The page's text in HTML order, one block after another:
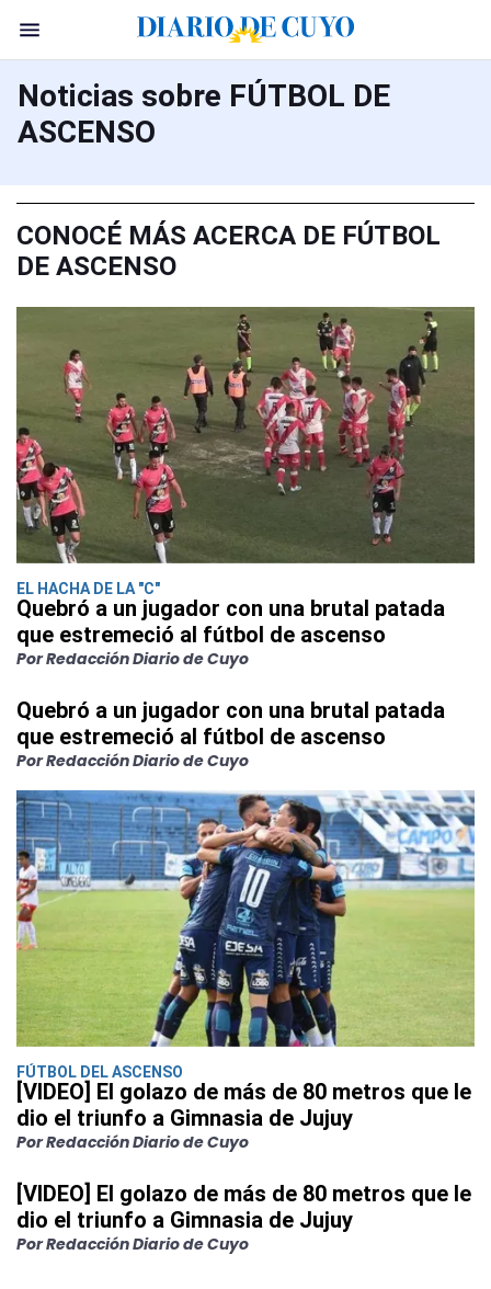
Noticias sobre FÚTBOL DE
ASCENSO
CONOCÉ MÁS ACERCA DE FÚTBOL
DE ASCENSO
EL HACHA DE LA "C"
Quebró a un jugador con una brutal patada
que estremeció al fútbol de ascenso
Por Redacción Diario de Cuyo
Quebró a un jugador con una brutal patada
que estremeció al fútbol de ascenso
Por Redacción Diario de Cuyo
FÚTBOL DEL ASCENSO
[VIDEO] El golazo de más de 80 metros que le
dio el triunfo a Gimnasia de Jujuy
Por Redacción Diario de Cuyo
[VIDEO] El golazo de más de 80 metros que le
dio el triunfo a Gimnasia de Jujuy
Por Redacción Diario de Cuyo